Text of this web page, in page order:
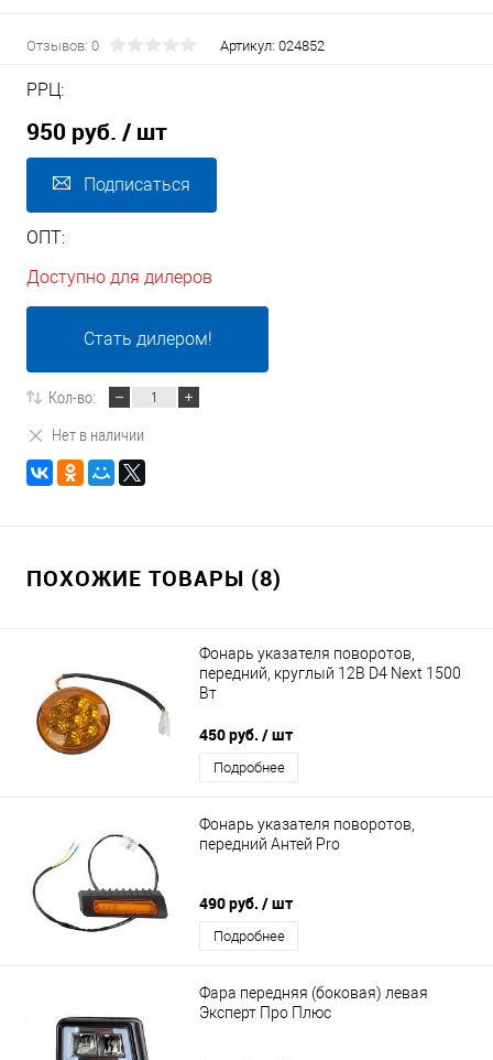
Отзывов: 0 Артикул: 024852
РРЦ:
950 руб. / шт
Подписаться
ОПТ:
Доступно для дилеров
Стать дилером!
Кол-во:
Нет в наличии
ПОХОЖИЕ ТОВАРЫ (8)
Фонарь указателя поворотов,
передний, круглый 12В D4 Next 1500
Вт
450 руб. / шт
Подробнее
Фонарь указателя поворотов,
передний Антей Pro
490 руб. / шт
Подробнее
Фара передняя (боковая) левая
Эксперт Про Плюс